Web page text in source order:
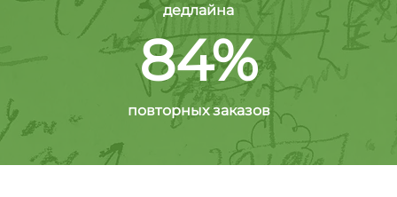
дедлайна
84%
повторных заказов